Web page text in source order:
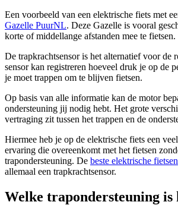
Een voorbeeld van een elektrische fiets met
Gazelle PuurNL. Deze Gazelle is vooral
korte of middellange afstanden mee te fietsen.
De trapkrachtsensor is het alternatief voor de
sensor kan registreren hoeveel druk je op de
je moet trappen om te blijven fietsen.
Op basis van alle informatie kan de motor
ondersteuning jij nodig hebt. Het grote
vertraging zit tussen het trappen en de
Hiermee heb je op de elektrische fiets een
ervaring die overeenkomt met het fietsen
trapondersteuning. De beste elektrische fietsen
allemaal een trapkrachtsensor.
Welke trapondersteuning is